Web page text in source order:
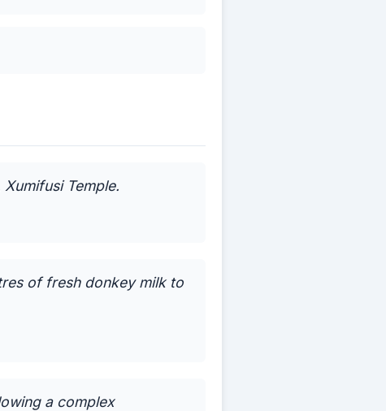
Xumifusi Temple.
of fresh donkey milk to
a complex